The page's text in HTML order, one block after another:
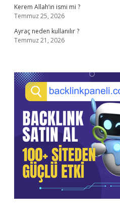
Kerem Allah’ın ismi mi ?
Temmuz 25, 2026
Ayraç neden kullanılır ?
Temmuz 21, 2026